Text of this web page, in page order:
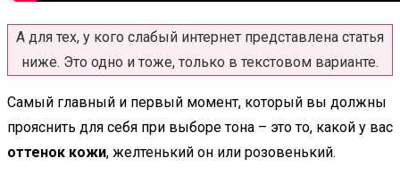
А для тех, у кого слабый интернет представлена статья
ниже. Это одно и тоже, только в текстовом варианте.
Самый главный и первый момент, который вы должны
прояснить для себя при выборе тона – это то, какой у вас
оттенок кожи, желтенький он или розовенький.